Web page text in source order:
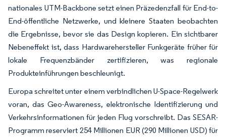
nationales UTM-Backbone setzt einen Präzedenzfall für End-to-
End-öffentliche Netzwerke, und kleinere Staaten beobachten
die Ergebnisse, bevor sie das Design kopieren. Ein sichtbarer
Nebeneffekt ist, dass Hardwarehersteller Funkgeräte früher für
lokale Frequenzbänder zertifizieren, was regionale
Produkteinführungen beschleunigt.
Europa schreitet unter einem verbindlichen U-Space-Regelwerk
voran, das Geo-Awareness, elektronische Identifizierung und
Verkehrsinformationen für jeden Flug vorschreibt. Das SESAR-
Programm reserviert 254 Millionen EUR (290 Millionen USD) für